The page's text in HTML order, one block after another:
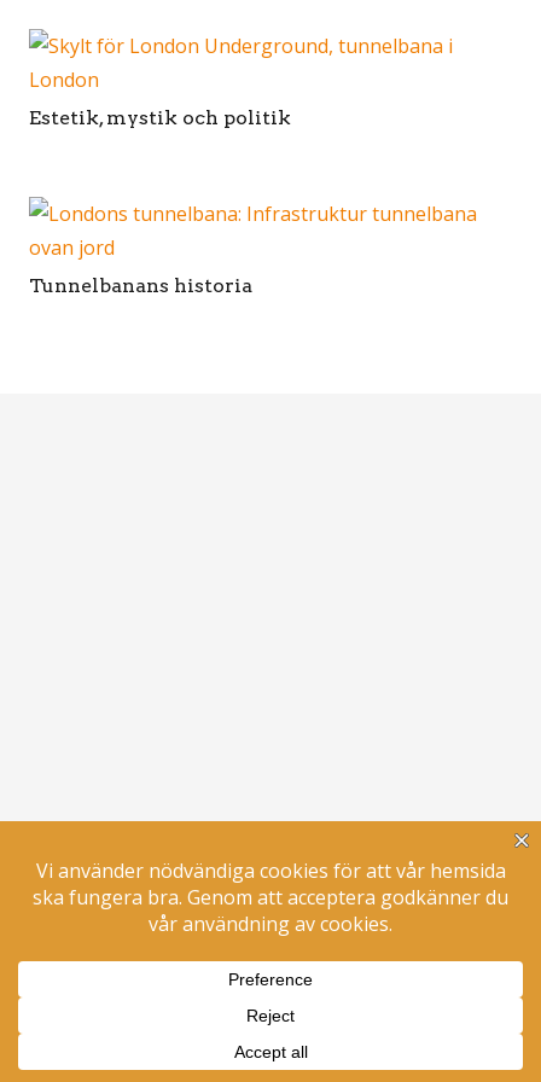
Estetik, mystik och politik
Tunnelbanans historia